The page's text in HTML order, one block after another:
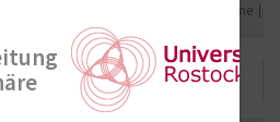
Proteine